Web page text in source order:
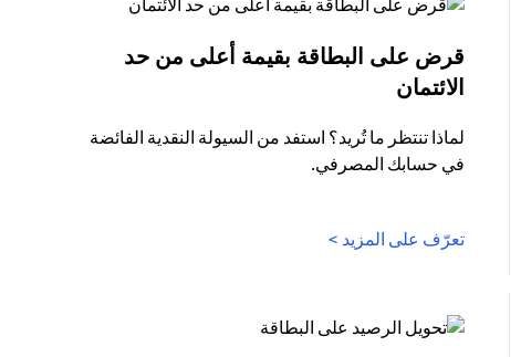
قرض على البطاقة بقيمة أعلى من حد
الائتمان
(opens in a new tab)
لماذا تنتظر ما تُريد؟ استفد من السيولة النقدية الفائضة
في حسابك المصرفي.
تعرّف على المزيد >
(opens in a new tab)